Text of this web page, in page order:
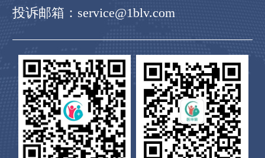
投诉邮箱：service@1blv.com